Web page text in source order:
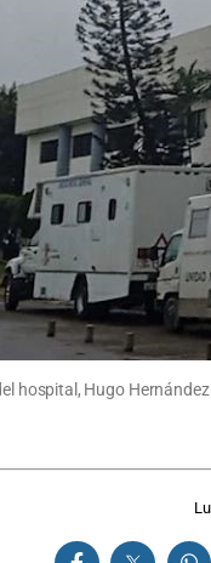
hospital, Hugo Hernández